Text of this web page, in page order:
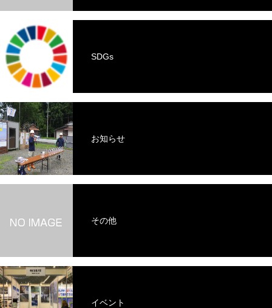
SDGs
お知らせ
その他
イベント